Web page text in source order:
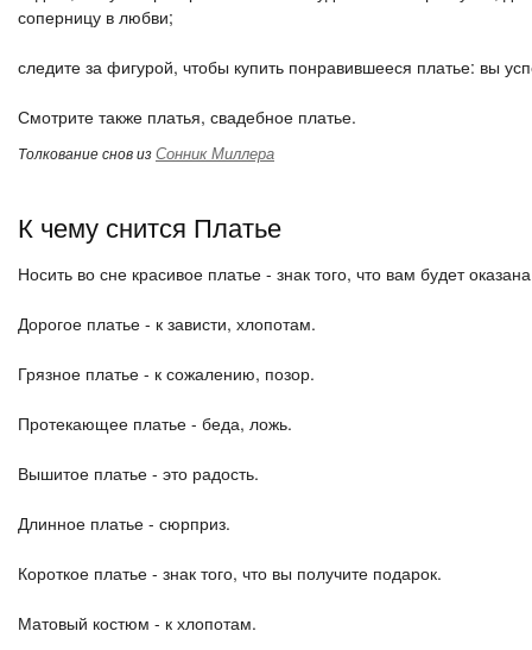
соперницу в любви;
следите за фигурой, чтобы купить понравившееся платье: вы
Смотрите также платья, свадебное платье.
Толкование снов изСонник Миллера
К чему снится Платье
Носить во сне красивое платье - знак того, что вам будет
Дорогое платье - к зависти, хлопотам.
Грязное платье - к сожалению, позор.
Протекающее платье - беда, ложь.
Вышитое платье - это радость.
Длинное платье - сюрприз.
Короткое платье - знак того, что вы получите подарок.
Матовый костюм - к хлопотам.